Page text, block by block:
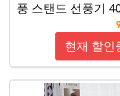
풍 스탠드 선풍기
현재 할인